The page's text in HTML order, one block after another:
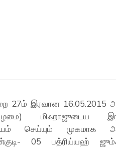
27ம் இரவான 16.05.2015
மிஃறாஜுடைய
செய்யும் முகமாக
05 பத்ரிய்யஹ்